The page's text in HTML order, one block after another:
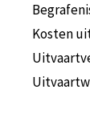
Kosten